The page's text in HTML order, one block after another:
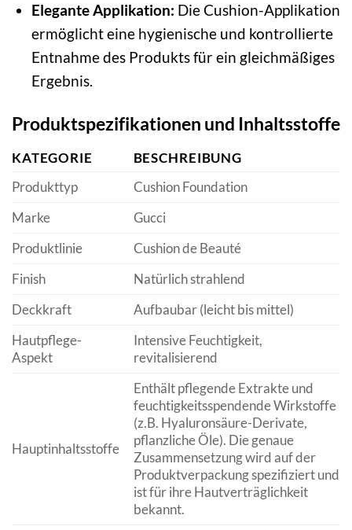
Elegante Applikation: Die Cushion-Applikation
ermöglicht eine hygienische und kontrollierte
Entnahme des Produkts für ein gleichmäßiges
Ergebnis.
Produktspezifikationen und Inhaltsstoffe
KATEGORIE
BESCHREIBUNG
Produkttyp
Cushion Foundation
Marke
Gucci
Produktlinie
Cushion de Beauté
Finish
Natürlich strahlend
Deckkraft
Aufbaubar (leicht bis mittel)
Hautpflege-
Aspekt
Intensive Feuchtigkeit,
revitalisierend
Hauptinhaltsstoffe
Enthält pflegende Extrakte und
feuchtigkeitsspendende Wirkstoffe
(z.B. Hyaluronsäure-Derivate,
pflanzliche Öle). Die genaue
Zusammensetzung wird auf der
Produktverpackung spezifiziert und
ist für ihre Hautverträglichkeit
bekannt.